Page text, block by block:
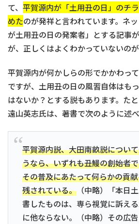
て、 平賀源内が「土用丑の日」のチ
めたのが発祥と言われています。ネ
が土用丑の日の発案者」とする記事
が、正しくはよくわかっていないのが
平賀源内が何かしらの形でかかわっ
ですが、土用丑の日の風習自体はも
はないか？とする説もあります。た
遠山英志氏は、著書で次のように述べ
平賀源内説、大田南畝説につい
うなら、いずれも丑鰻の創始者
その普及にあたって何らかの貢
残されている。（中略）「本日
書したものは、専ら視覚に訴え
に他ならない。（中略）その広